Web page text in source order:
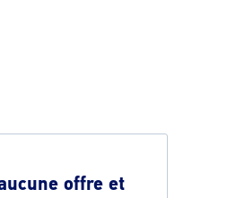
offre et